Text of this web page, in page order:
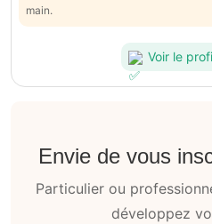
main.
Voir le
Envie de vous
Particulier ou
développez